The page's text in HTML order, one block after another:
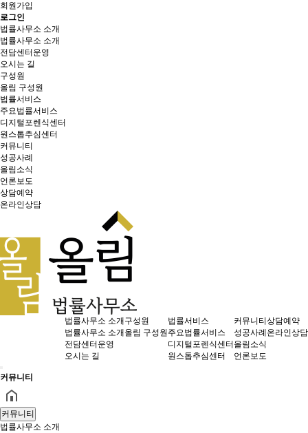
회원가입
로그인
법률사무소 소개
법률사무소 소개
전담센터운영
오시는 길
구성원
올림 구성원
법률서비스
주요법률서비스
디지털포렌식센터
원스톱추심센터
커뮤니티
성공사례
올림소식
언론보도
상담예약
온라인상담
법률사무소 소개
법률사무소 소개
전담센터운영
오시는 길
구성원
올림 구성원
법률서비스
주요법률서비스
디지털포렌식센터
원스톱추심센터
커뮤니티
성공사례
올림소식
언론보도
상담예약
온라인상담
커뮤니티
커뮤니티
법률사무소 소개